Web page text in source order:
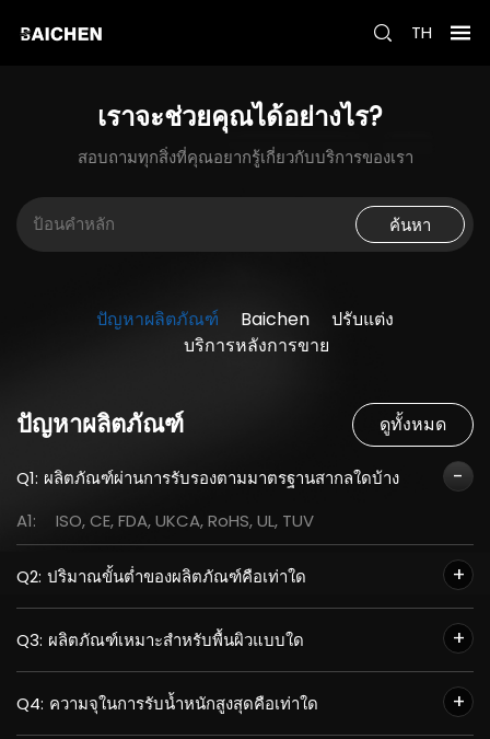
TH
เราจะช่วยคุณได้อย่างไร?
สอบถามทุกสิ่งที่คุณอยากรู้เกี่ยวกับบริการของเรา
ค้นหา
ปัญหาผลิตภัณฑ์ Baichen
ปรับแต่ง
บริการหลังการขาย
ปัญหาผลิตภัณฑ์ ดูทั้งหมด
Q1: ผลิตภัณฑ์ผ่านการรับรองตามมาตรฐานสากลใดบ้าง
A1:
ISO, CE, FDA, UKCA, RoHS, UL, TUV
Q2: ปริมาณขั้นต่ำของผลิตภัณฑ์คือเท่าใด
Q3: ผลิตภัณฑ์เหมาะสำหรับพื้นผิวแบบใด
Q4: ความจุในการรับน้ำหนักสูงสุดคือเท่าใด